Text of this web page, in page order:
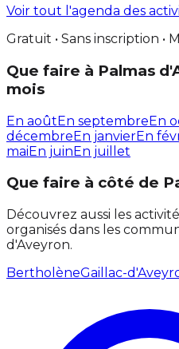
Voir tout l'agenda des
Gratuit • Sans inscription •
Que faire à Palmas
mois
En aoûtEn septembreEn
décembreEn janvierEn
maiEn juinEn juillet
Que faire à côté de
Découvrez aussi les
organisés dans les
d'Aveyron.
BertholèneGaillac-